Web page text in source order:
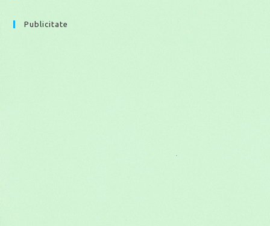
Publicitate